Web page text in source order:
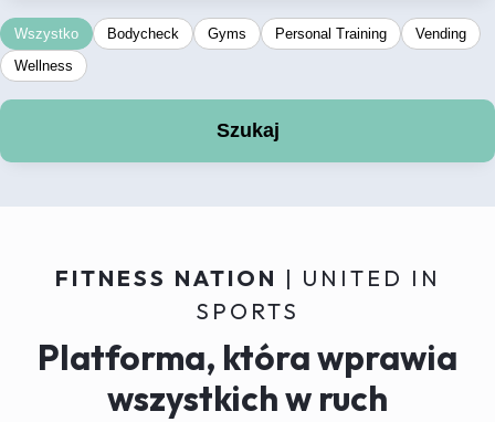
Wszystko Bodycheck Gyms Personal Training
Vending
Wellness
Szukaj
FITNESS NATION | UNITED IN
SPORTS
Platforma, która wprawia
wszystkich w ruch